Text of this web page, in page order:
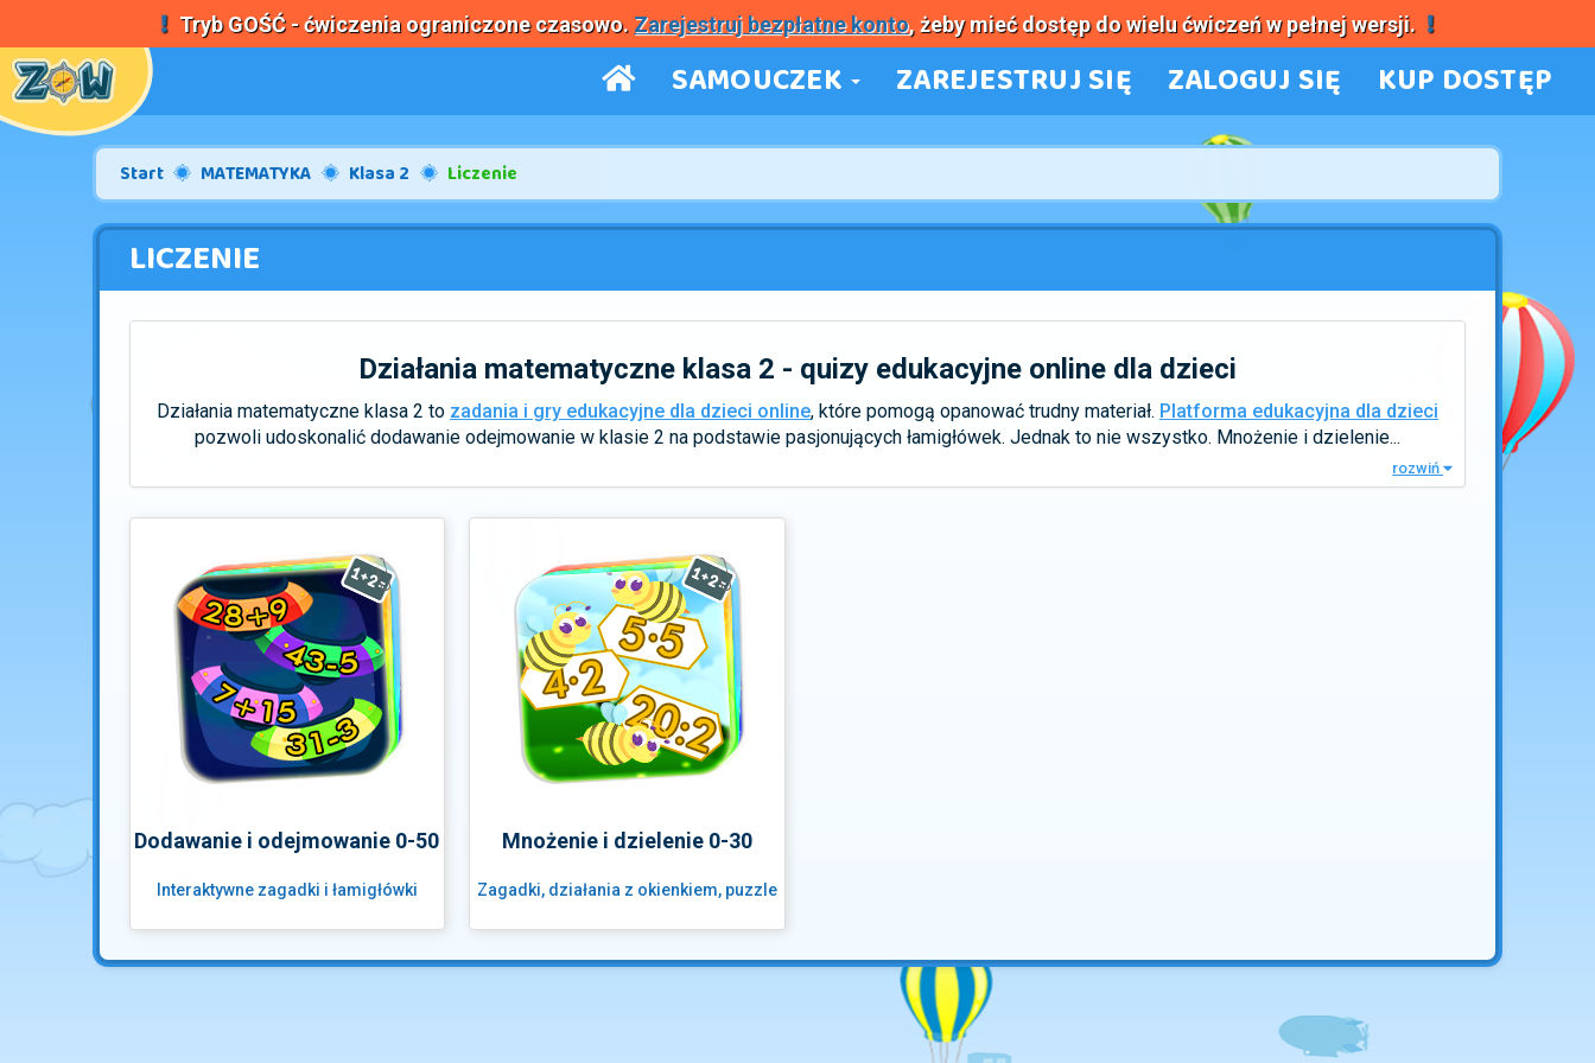
TrybGOŚĆ- ćwiczenia ograniczone czasowo. Zarejestruj bezpłatne konto, żeby mieć dostęp do wielu ćwiczeń w pełnej wersji.
SAMOUCZEK ZAREJESTRUJ SIĘ ZALOGUJ SIĘ KUP DOSTĘP
Start MATEMATYKA Klasa 2 Liczenie
LICZENIE
Działania matematyczne klasa 2 - quizy edukacyjne online dla dzieci
Działania matematyczne klasa 2 to zadania i gry edukacyjne dla dzieci online, które pomogą opanować trudny materiał. Platforma edukacyjna dla dzieci
pozwoli udoskonalić dodawanie odejmowanie w klasie 2 na podstawie pasjonujących łamigłówek. Jednak to nie wszystko. Mnożenie i dzielenie...
rozwiń
Dodawanie i odejmowanie 0-50
Interaktywne zagadki i łamigłówki
Mnożenie i dzielenie 0-30
Zagadki, działania z okienkiem, puzzle